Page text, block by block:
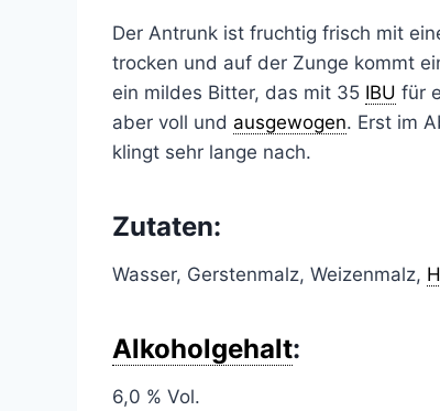
Der Antrunk ist fruchtig frisch mit
trocken und auf der Zunge kommt
ein mildes Bitter, das mit 35 IBU für
aber voll und ausgewogen. Erst im
klingt sehr lange nach.
Zutaten:
Wasser, Gerstenmalz, Weizenmalz,
Alkoholgehalt:
6,0 % Vol.